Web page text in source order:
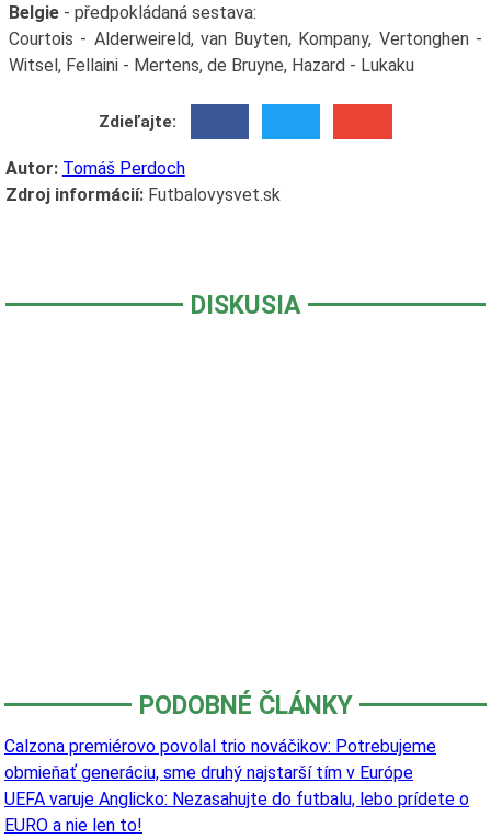
Belgie- předpokládaná sestava:
Courtois - Alderweireld, van Buyten, Kompany, Vertonghen -
Witsel, Fellaini - Mertens, de Bruyne, Hazard - Lukaku
Zdieľajte:
Autor: Tomáš Perdoch
Zdroj informácií:Futbalovysvet.sk
DISKUSIA
PODOBNÉ ČLÁNKY
Calzona premiérovo povolal trio nováčikov: Potrebujeme
obmieňať generáciu, sme druhý najstarší tím v Európe
UEFA varuje Anglicko: Nezasahujte do futbalu, lebo prídete o
EURO a nie len to!